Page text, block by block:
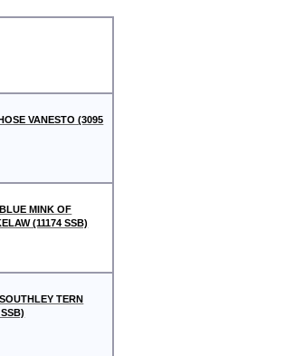
HOSE VANESTO (3095
BLUE MINK OF
(11174 SSB)
SOUTHLEY TERN